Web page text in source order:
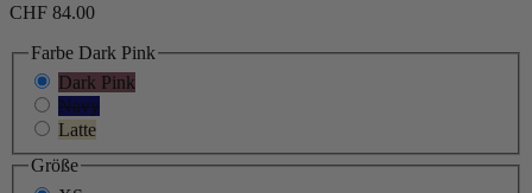
CHF 84.00
Farbe Dark Pink
Dark Pink
Navy
Latte
Größe